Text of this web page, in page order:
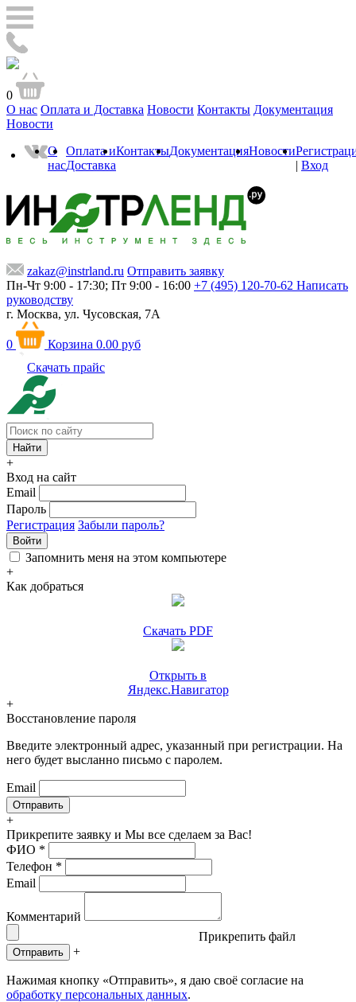
0
О нас Оплата и Доставка Новости Контакты Документация
Новости
О
нас
Оплата и
Доставка
КонтактыДокументацияНовости
| Вход
zakaz@instrland.ru Отправить заявку
Пн-Чт 9:00 - 17:30; Пт 9:00 - 16:00 +7 (495) 120-70-62 Написать
руководству
г. Москва, ул. Чусовская, 7А
0 Корзина 0.00 руб
Скачать прайс
+
Вход на сайт
Email
Пароль
Регистрация Забыли пароль?
Войти
Запомнить меня на этом компьютере
+
Как добраться
Скачать PDF
Открыть в
Яндекс.Навигатор
+
Восстановление пароля
Введите электронный адрес, указанный при регистрации. На
него будет высланно письмо с паролем.
Email
+
Прикрепите заявку и Мы все сделаем за Вас!
ФИО *
Телефон *
Email
Комментарий
Прикрепить файл
Отправить +
Нажимая кнопку «Отправить», я даю своё согласие на
обработку персональных данных.